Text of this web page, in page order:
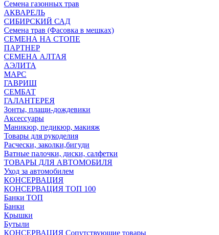
Семена газонных трав
АКВАРЕЛЬ
СИБИРСКИЙ САД
Семена трав (Фасовка в мешках)
СЕМЕНА НА СТОПЕ
ПАРТНЕР
СЕМЕНА АЛТАЯ
АЭЛИТА
МАРС
ГАВРИШ
СЕМБАТ
ГАЛАНТЕРЕЯ
Зонты, плащи-дождевики
Аксессуары
Маникюр, педикюр, макияж
Товары для рукоделия
Расчески, заколки,бигуди
Ватные палочки, диски, салфетки
ТОВАРЫ ДЛЯ АВТОМОБИЛЯ
Уход за автомобилем
КОНСЕРВАЦИЯ
КОНСЕРВАЦИЯ ТОП 100
Банки ТОП
Банки
Крышки
Бутыли
КОНСЕРВАЦИЯ Сопутствующие товары